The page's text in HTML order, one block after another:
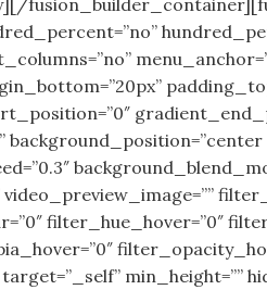
filter_hue_hover=”0″
target=”_self”